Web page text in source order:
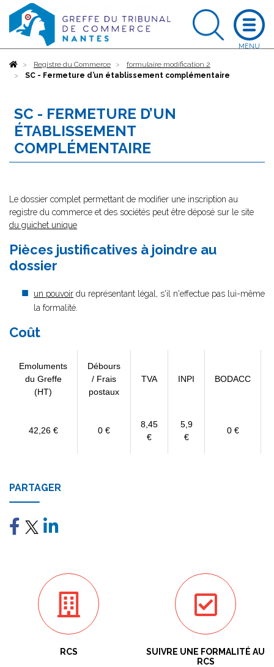
AccueilRegistre du Commerce
formulaire modification 2
SC - Fermeture d’un établissement complémentaire
SC - FERMETURE D’UN
ÉTABLISSEMENT
COMPLÉMENTAIRE
Le dossier complet permettant de modifier une inscription au
registre du commerce et des sociétés peut être déposé sur le site
du guichet unique
Pièces justificatives à joindre au
dossier
un pouvoir du représentant légal, s'il n'effectue pas lui-même
la formalité.
Coût
Emoluments
du Greffe
(HT)
Débours
/ Frais
postaux
TVA INPI BODACC
42,26 € 0 €
8,45
€
5,9
€
0 €
PARTAGER
RCS
SUIVRE UNE FORMALITÉ AU
RCS